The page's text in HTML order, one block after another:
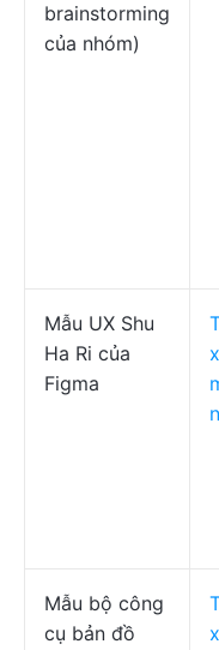
brainstorming
của nhóm)
Mẫu UX Shu
Ha Ri của
Figma
Mẫu bộ công
cụ bản đồ